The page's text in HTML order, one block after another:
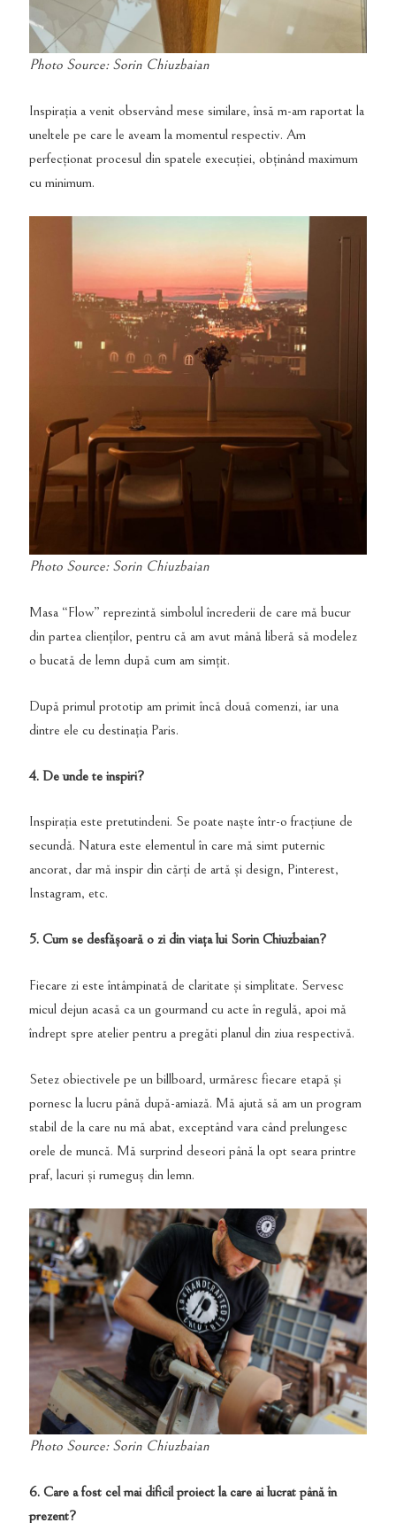
Photo Source: Sorin Chiuzbaian
Inspirația a venit observând mese similare, însă m-am raportat la
uneltele pe care le aveam la momentul respectiv. Am
perfecționat procesul din spatele execuției, obținând maximum
cu minimum.
Photo Source: Sorin Chiuzbaian
Masa “Flow” reprezintă simbolul încrederii de care mă bucur
din partea clienților, pentru că am avut mână liberă să modelez
o bucată de lemn după cum am simțit.
După primul prototip am primit încă două comenzi, iar una
dintre ele cu destinația Paris.
4. De unde te inspiri?
Inspirația este pretutindeni. Se poate naște într-o fracțiune de
secundă. Natura este elementul în care mă simt puternic
ancorat, dar mă inspir din cărți de artă și design, Pinterest,
Instagram, etc.
5. Cum se desfășoară o zi din viața lui Sorin Chiuzbaian?
Fiecare zi este întâmpinată de claritate și simplitate. Servesc
micul dejun acasă ca un gourmand cu acte în regulă, apoi mă
îndrept spre atelier pentru a pregăti planul din ziua respectivă.
Setez obiectivele pe un billboard, urmăresc fiecare etapă și
pornesc la lucru până după-amiază. Mă ajută să am un program
stabil de la care nu mă abat, exceptând vara când prelungesc
orele de muncă. Mă surprind deseori până la opt seara printre
praf, lacuri și rumeguș din lemn.
Photo Source: Sorin Chiuzbaian
6. Care a fost cel mai dificil proiect la care ai lucrat până în
prezent?